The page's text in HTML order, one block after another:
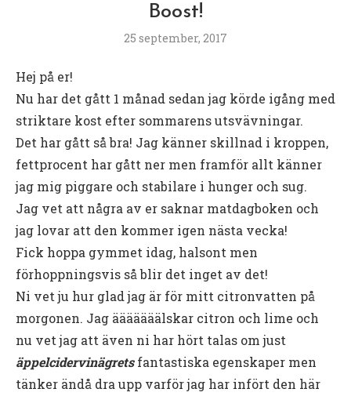
Boost!
25 september, 2017
Hej på er!
Nu har det gått 1 månad sedan jag körde igång med
striktare kost efter sommarens utsvävningar.
Det har gått så bra! Jag känner skillnad i kroppen,
fettprocent har gått ner men framför allt känner
jag mig piggare och stabilare i hunger och sug.
Jag vet att några av er saknar matdagboken och
jag lovar att den kommer igen nästa vecka!
Fick hoppa gymmet idag, halsont men
förhoppningsvis så blir det inget av det!
Ni vet ju hur glad jag är för mitt citronvatten på
morgonen. Jag ääääääälskar citron och lime och
nu vet jag att även ni har hört talas om just
äppelcidervinägretsfantastiska egenskaper men
tänker ändå dra upp varför jag har infört den här